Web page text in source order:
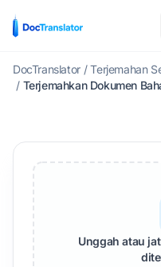
DocTranslator / Terjemahan
/ Terjemahkan Dokumen
Unggah atau